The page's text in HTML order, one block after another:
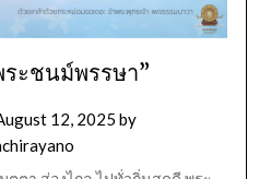
ะชนม์พรรษา”
12, 2025 by